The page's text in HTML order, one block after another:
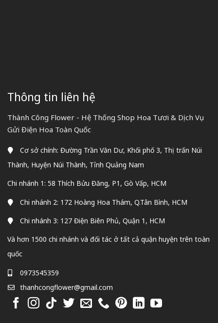
Thông tin liên hệ
Thành Công Flower - Hệ Thống Shop Hoa Tươi & Dịch Vụ
Gửi Điện Hoa Toàn Quốc
Cơ sở chính: Đường Trần Văn Dư, Khối phố 3, Thị trấn Núi
Thành, Huyện Núi Thành, Tỉnh Quảng Nam
Chi nhánh 1: 58 Thích Bửu Đăng, P1, Gò Vấp, HCM
Chi nhánh 2: 172 Hoàng Hoa Thám, Q.Tân Bình, HCM
Chi nhánh 3: 127 Điện Biên Phủ, Quận 1, HCM
Và hơn 1500 chi nhánh và đối tác ở tất cả quận huyện trên toàn
quốc
0973545359
thanhcongflower@gmail.com